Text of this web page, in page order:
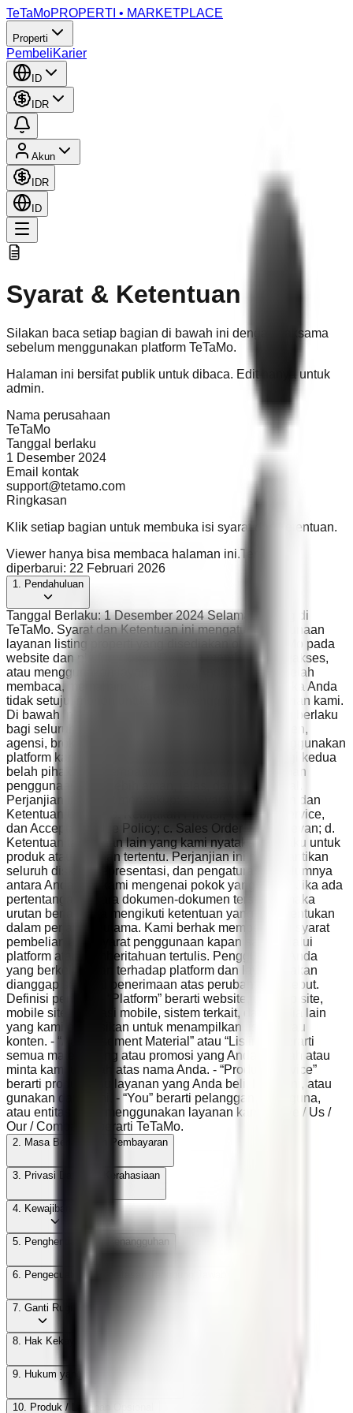
TeTaMoPROPERTI • MARKETPLACE
Properti
PembeliKarier
ID
IDR
Akun
IDR
ID
Syarat & Ketentuan
Silakan baca setiap bagian di bawah ini dengan saksama
sebelum menggunakan platform TeTaMo.
Halaman ini bersifat publik untuk dibaca. Edit hanya untuk
admin.
Nama perusahaan
TeTaMo
Tanggal berlaku
1 Desember 2024
Email kontak
support@tetamo.com
Ringkasan
Klik setiap bagian untuk membuka isi syarat dan ketentuan.
Viewer hanya bisa membaca halaman ini.Terakhir
diperbarui: 22 Februari 2026
1. Pendahuluan
Tanggal Berlaku: 1 Desember 2024 Selamat datang di
TeTaMo. Syarat dan Ketentuan ini mengatur penggunaan
layanan listing properti yang disediakan oleh TeTaMo pada
website dan platform kami. Dengan membeli, mengakses,
atau menggunakan layanan kami, Anda dianggap telah
membaca, memahami, dan menyetujui syarat ini. Jika Anda
tidak setuju, mohon untuk tidak menggunakan layanan kami.
Di bawah ini adalah ketentuan hukum penting yang berlaku
bagi seluruh pengunjung, pengguna, pengiklan, agen,
agensi, broker, developer, dan pihak lain yang menggunakan
platform kami. Ketentuan ini dibuat untuk melindungi kedua
belah pihak dan membantu menciptakan pengalaman
penggunaan yang lebih aman, jelas, dan profesional.
Perjanjian ini dapat mencakup: a. Syarat Pembelian dan
Ketentuan Umum; b. Kebijakan Privasi, Terms of Service,
dan Acceptable Use Policy; c. Sales Order yang relevan; d.
Ketentuan tambahan lain yang kami nyatakan berlaku untuk
produk atau layanan tertentu. Perjanjian ini menggantikan
seluruh diskusi, representasi, dan pengaturan sebelumnya
antara Anda dan kami mengenai pokok yang sama. Jika ada
pertentangan antara dokumen-dokumen tersebut, maka
urutan berlakunya mengikuti ketentuan yang kami tentukan
dalam perjanjian utama. Kami berhak memperbarui syarat
pembelian atau syarat penggunaan kapan saja melalui
platform atau pemberitahuan tertulis. Penggunaan Anda
yang berkelanjutan terhadap platform dan layanan akan
dianggap sebagai penerimaan atas perubahan tersebut.
Definisi penting: - “Platform” berarti website, desktop site,
mobile site, aplikasi mobile, sistem terkait, dan media lain
yang kami operasikan untuk menampilkan listing atau
konten. - “Advertisement Material” atau “Listings” berarti
semua materi listing atau promosi yang Anda unggah atau
minta kami unggah atas nama Anda. - “Product/Service”
berarti produk atau layanan yang Anda beli, langgani, atau
gunakan dari kami. - “You” berarti pelanggan, pengguna,
atau entitas yang menggunakan layanan kami. - “We / Us /
Our / Company” berarti TeTaMo.
2. Masa Berlaku dan Pembayaran
3. Privasi Data dan Kerahasiaan
4. Kewajiban Anda
5. Penghentian atau Penangguhan
6. Pengecualian dan Batasan Tanggung Jawab
7. Ganti Rugi
8. Hak Kekayaan Intelektual
9. Hukum yang Berlaku dan Bahasa
10. Produk / Layanan Opsional